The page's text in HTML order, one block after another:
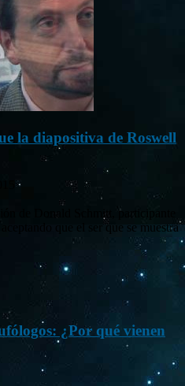
la diapositiva de Roswell
de Donald Schmitt, participante
que el ser que se muestra
¿Por qué vienen